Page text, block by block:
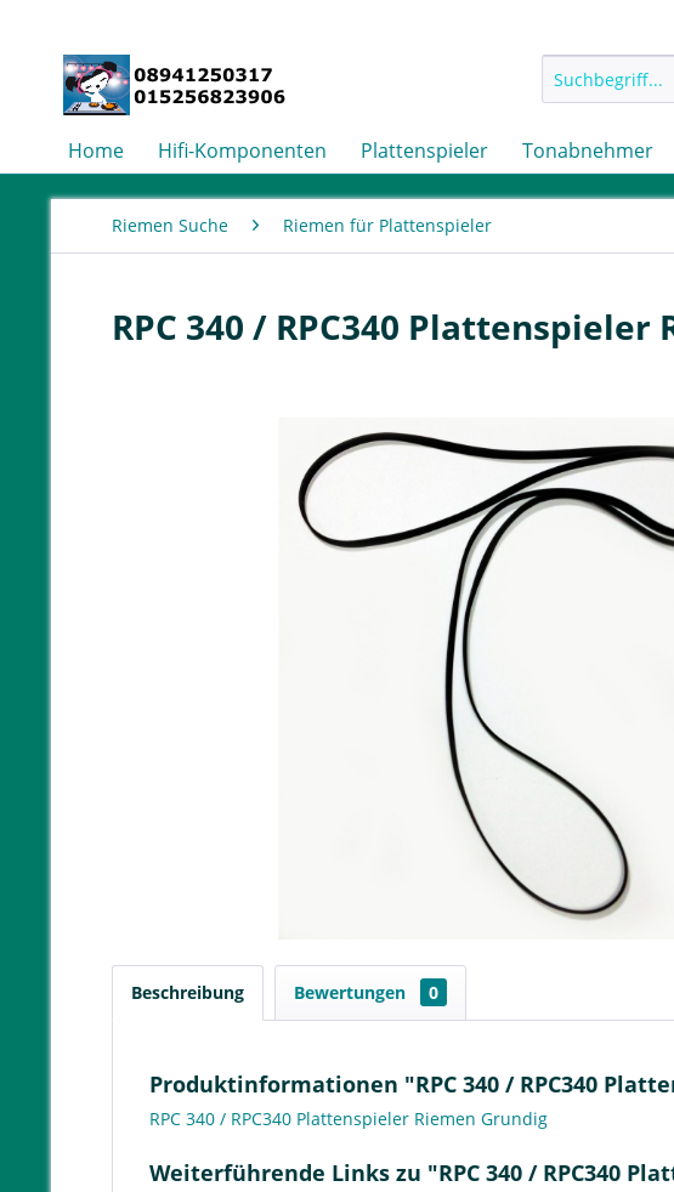
Home Hifi-Komponenten Plattenspieler Tonabnehmer
Riemen Suche Riemen für Plattenspieler
RPC 340 / RPC340
Beschreibung Bewertungen 0
Produktinformationen "RPC 340 / RPC340
RPC 340 / RPC340 Plattenspieler Riemen Grundig
Weiterführende Links zu "RPC 340 / RPC340